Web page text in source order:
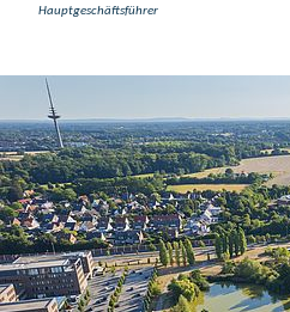
Hauptgeschäftsführer